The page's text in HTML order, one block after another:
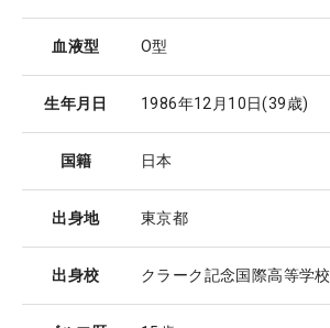
血液型 O型
生年月日 1986年12月10日(39歳)
国籍 日本
出身地 東京都
出身校 クラーク記念国際高等学校